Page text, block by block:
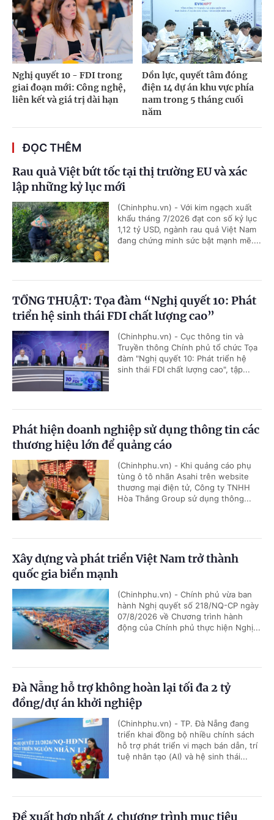
Nghị quyết 10 - FDI trong
giai đoạn mới: Công nghệ,
liên kết và giá trị dài hạn
Dồn lực, quyết tâm đóng
điện 14 dự án khu vực phía
nam trong 5 tháng cuối
năm
ĐỌC THÊM
Rau quả Việt bứt tốc tại thị trường EU và xác
lập những kỷ lục mới
(Chinhphu.vn) - Với kim ngạch xuất
khẩu tháng 7/2026 đạt con số kỷ lục
1,12 tỷ USD, ngành rau quả Việt Nam
đang chứng minh sức bật mạnh mẽ....
TỔNG THUẬT: Tọa đàm “Nghị quyết 10: Phát
triển hệ sinh thái FDI chất lượng cao”
(Chinhphu.vn) - Cục thông tin và
Truyền thông Chính phủ tổ chức Tọa
đàm "Nghị quyết 10: Phát triển hệ
sinh thái FDI chất lượng cao", tập...
Phát hiện doanh nghiệp sử dụng thông tin các
thương hiệu lớn để quảng cáo
(Chinhphu.vn) - Khi quảng cáo phụ
tùng ô tô nhãn Asahi trên website
thương mại điện tử, Công ty TNHH
Hòa Thắng Group sử dụng thông...
Xây dựng và phát triển Việt Nam trở thành
quốc gia biển mạnh
(Chinhphu.vn) - Chính phủ vừa ban
hành Nghị quyết số 218/NQ-CP ngày
07/8/2026 về Chương trình hành
động của Chính phủ thực hiện Nghị...
Đà Nẵng hỗ trợ không hoàn lại tối đa 2 tỷ
đồng/dự án khởi nghiệp
(Chinhphu.vn) - TP. Đà Nẵng đang
triển khai đồng bộ nhiều chính sách
hỗ trợ phát triển vi mạch bán dẫn, trí
tuệ nhân tạo (AI) và hệ sinh thái...
Đề xuất hợp nhất 4 chương trình mục tiêu